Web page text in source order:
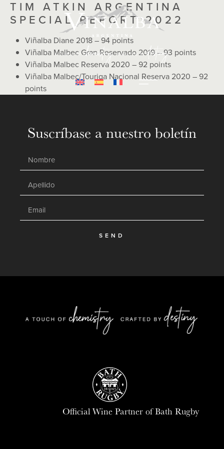
TIM ATKIN ARGENTINA
SPECIAL REPORT 2022
Viñalba Diane 2018 – 94 points
Viñalba Malbec Gran Reservado 2019 – 93 points
Viñalba Malbec Reserva 2020 – 92 points
Viñalba Malbec/Touriga Nacional Reserva 2020 – 92
points
Suscríbase a nuestro boletín
SEND
Official Wine Partner of Bath Rugby